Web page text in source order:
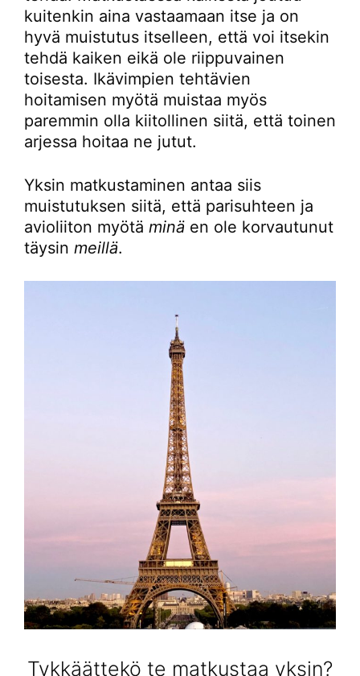
kuitenkin aina vastaamaan itse ja on
hyvä muistutus itselleen, että voi itsekin
tehdä kaiken eikä ole riippuvainen
toisesta. Ikävimpien tehtävien
hoitamisen myötä muistaa myös
paremmin olla kiitollinen siitä, että toinen
arjessa hoitaa ne jutut.
Yksin matkustaminen antaa siis
muistutuksen siitä, että parisuhteen ja
avioliiton myötä minä en ole korvautunut
täysin meillä.
Tykkäättekö te matkustaa yksin?